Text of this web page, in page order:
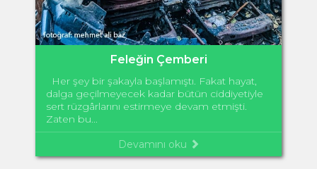
Feleğin Çemberi
Her şey bir şakayla başlamıştı. Fakat hayat,
dalga geçilmeyecek kadar bütün ciddiyetiyle
sert rüzgârlarını estirmeye devam etmişti.
Zaten bu...
Devamını oku